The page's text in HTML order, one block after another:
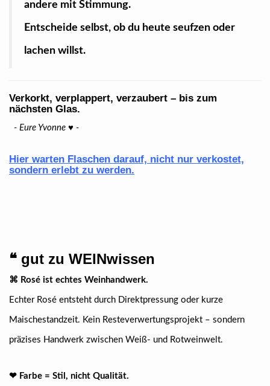
andere mit Stimmung.
Entscheide selbst, ob du heute seufzen oder
lachen willst.
Verkorkt, verplappert, verzaubert – bis zum
nächsten Glas.
- Eure Yvonne ♥ -
Hier warten Flaschen darauf, nicht nur verkostet,
sondern erlebt zu werden.
❝ gut zu WEINwissen
⌘ Rosé ist echtes Weinhandwerk.
Echter Rosé entsteht durch Direktpressung oder kurze
Maischestandzeit. Kein Resteverwertungsprojekt – sondern
präzises Handwerk zwischen Weiß- und Rotweinwelt.
❤︎ Farbe = Stil, nicht Qualität.